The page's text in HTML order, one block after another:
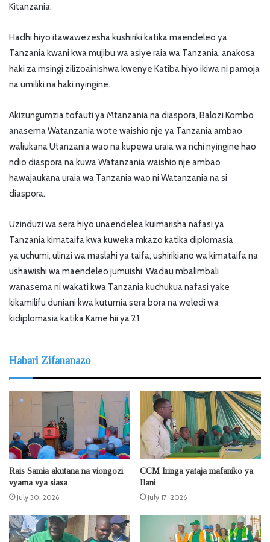
Kitanzania.
Hadhi hiyo itawawezesha kushiriki katika maendeleo ya
Tanzania kwani kwa mujibu wa asiye raia wa Tanzania, anakosa
haki za msingi zilizoainishwa kwenye Katiba hiyo ikiwa ni pamoja
na umiliki na haki nyingine.
Akizungumzia tofauti ya Mtanzania na diaspora, Balozi Kombo
anasema Watanzania wote waishio nje ya Tanzania ambao
waliukana Utanzania wao na kupewa uraia wa nchi nyingine hao
ndio diaspora na kuwa Watanzania waishio nje ambao
hawajaukana uraia wa Tanzania wao ni Watanzania na si
diaspora.
Uzinduzi wa sera hiyo unaendelea kuimarisha nafasi ya
Tanzania kimataifa kwa kuweka mkazo katika diplomasia
ya uchumi, ulinzi wa maslahi ya taifa, ushirikiano wa kimataifa na
ushawishi wa maendeleo jumuishi. Wadau mbalimbali
wanasema ni wakati kwa Tanzania kuchukua nafasi yake
kikamilifu duniani kwa kutumia sera bora na weledi wa
kidiplomasia katika Karne hii ya 21.
Habari Zifananazo
Rais Samia akutana na viongozi
vyama vya siasa
July 30, 2026
CCM Iringa yataja mafaniko ya
Ilani
July 17, 2026